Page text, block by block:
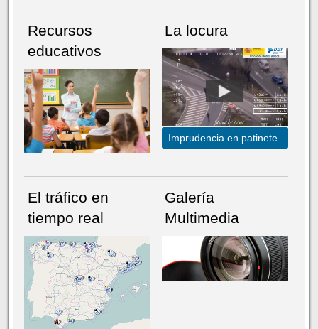
NÚMERO ACTUALHEMEROTECA
Recursos
educativos
La locura
Imprudencia en patinete
El tráfico en
tiempo real
Galería
Multimedia